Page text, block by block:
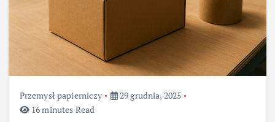
Przemysł papierniczy
29 grudnia, 2025
16 minutes Read